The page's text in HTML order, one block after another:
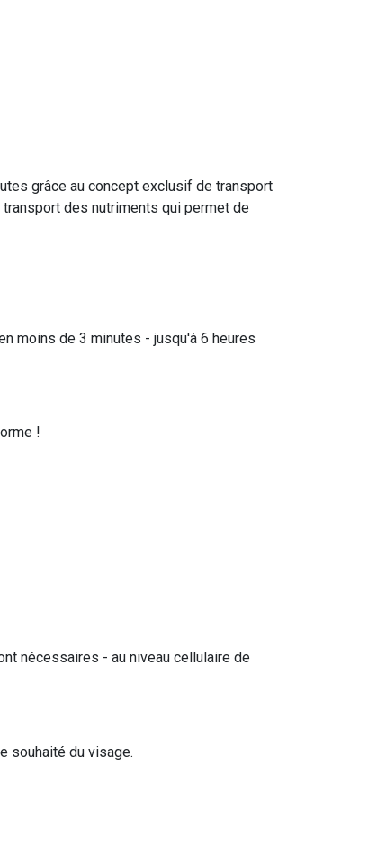
grâce au concept exclusif de transport
des nutriments qui permet de
moins de 3 minutes - jusqu'à 6 heures
!
nécessaires - au niveau cellulaire de
souhaité du visage.